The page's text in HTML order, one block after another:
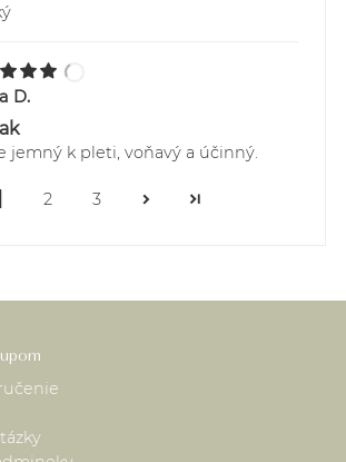
D.
jemný k pleti, voňavý a účinný.
2 3